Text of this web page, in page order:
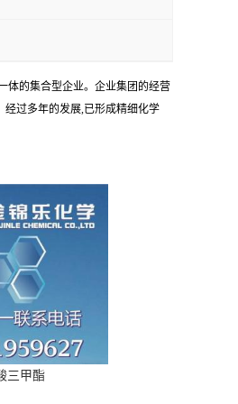
体的集合型企业。企业集团的经营
过多年的发展,已形成精细化学
三甲酯